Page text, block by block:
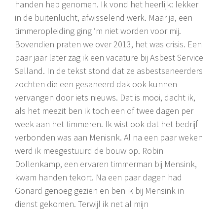
handen heb genomen. Ik vond het heerlijk: lekker
in de buitenlucht, afwisselend werk. Maar ja, een
timmeropleiding ging ‘m niet worden voor mij.
Bovendien praten we over 2013, het was crisis. Een
paar jaar later zag ik een vacature bij Asbest Service
Salland. In de tekst stond dat ze asbestsaneerders
zochten die een gesaneerd dak ook kunnen
vervangen door iets nieuws. Dat is mooi, dacht ik,
als het meezit ben ik toch een of twee dagen per
week aan het timmeren. Ik wist ook dat het bedrijf
verbonden was aan Menisnk. Al na een paar weken
werd ik meegestuurd de bouw op. Robin
Dollenkamp, een ervaren timmerman bij Mensink,
kwam handen tekort. Na een paar dagen had
Gonard genoeg gezien en ben ik bij Mensink in
dienst gekomen. Terwijl ik net al mijn